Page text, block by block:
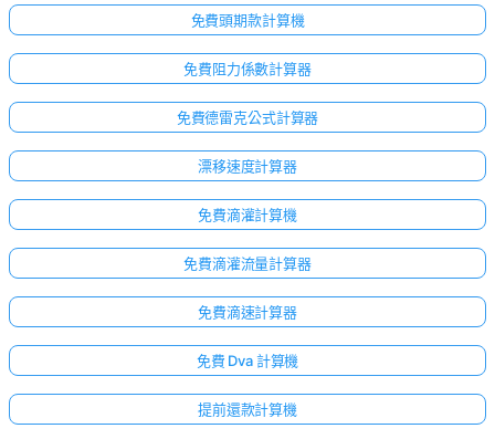
免費頭期款計算機
免費阻力係數計算器
免費德雷克公式計算器
漂移速度計算器
免費滴灌計算機
免費滴灌流量計算器
免費滴速計算器
免費 Dva 計算機
提前還款計算機